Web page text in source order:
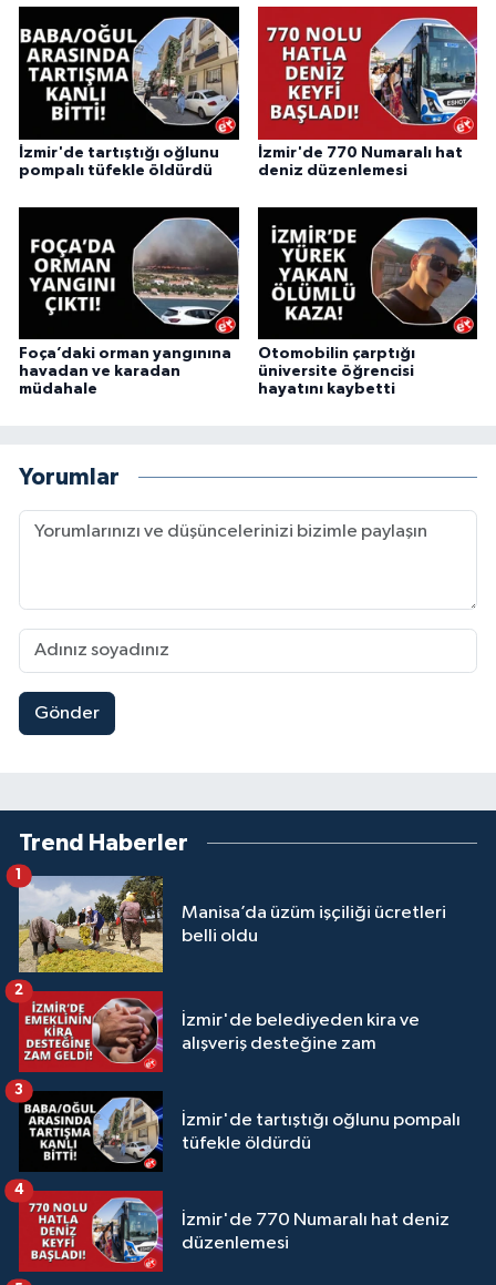
İzmir'de tartıştığı oğlunu
pompalı tüfekle öldürdü
İzmir'de 770 Numaralı hat
deniz düzenlemesi
Foça’daki orman yangınına
havadan ve karadan
müdahale
Otomobilin çarptığı
üniversite öğrencisi
hayatını kaybetti
Yorumlar
Gönder
Trend Haberler
Manisa’da üzüm işçiliği ücretleri
belli oldu
İzmir'de belediyeden kira ve
alışveriş desteğine zam
2
İzmir'de tartıştığı oğlunu pompalı
tüfekle öldürdü
3
İzmir'de 770 Numaralı hat deniz
düzenlemesi
4